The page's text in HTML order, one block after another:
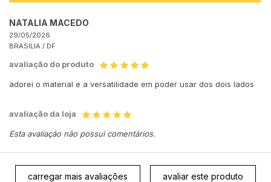
NATALIA MACEDO
29/05/2026
BRASILIA / DF
avaliação do produto
adorei o material e a versatilidade em poder usar dos dois lados
avaliação da loja
Esta avaliação não possui comentários.
carregar mais avaliações avaliar este produto